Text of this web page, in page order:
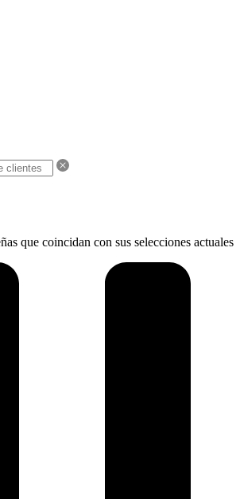
que coincidan con sus selecciones actuales